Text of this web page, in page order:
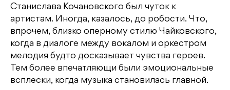
Станислава Кочановского был чуток к
артистам. Иногда, казалось, до робости. Что,
впрочем, близко оперному стилю Чайковского,
когда в диалоге между вокалом и оркестром
мелодия будто досказывает чувства героев.
Тем более впечатляющи были эмоциональные
всплески, когда музыка становилась главной.